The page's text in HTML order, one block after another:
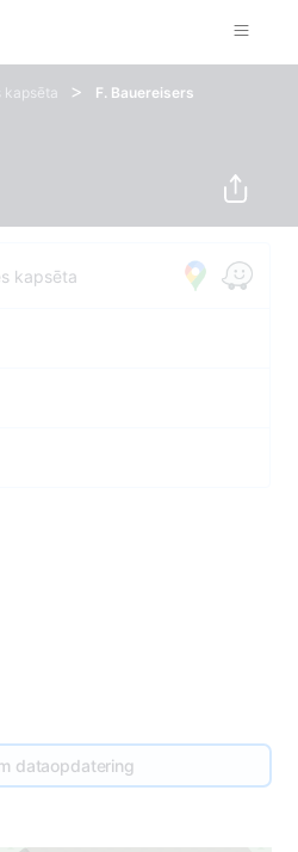
kapsēta > F. Bauereisers
kapsēta
dataopdatering